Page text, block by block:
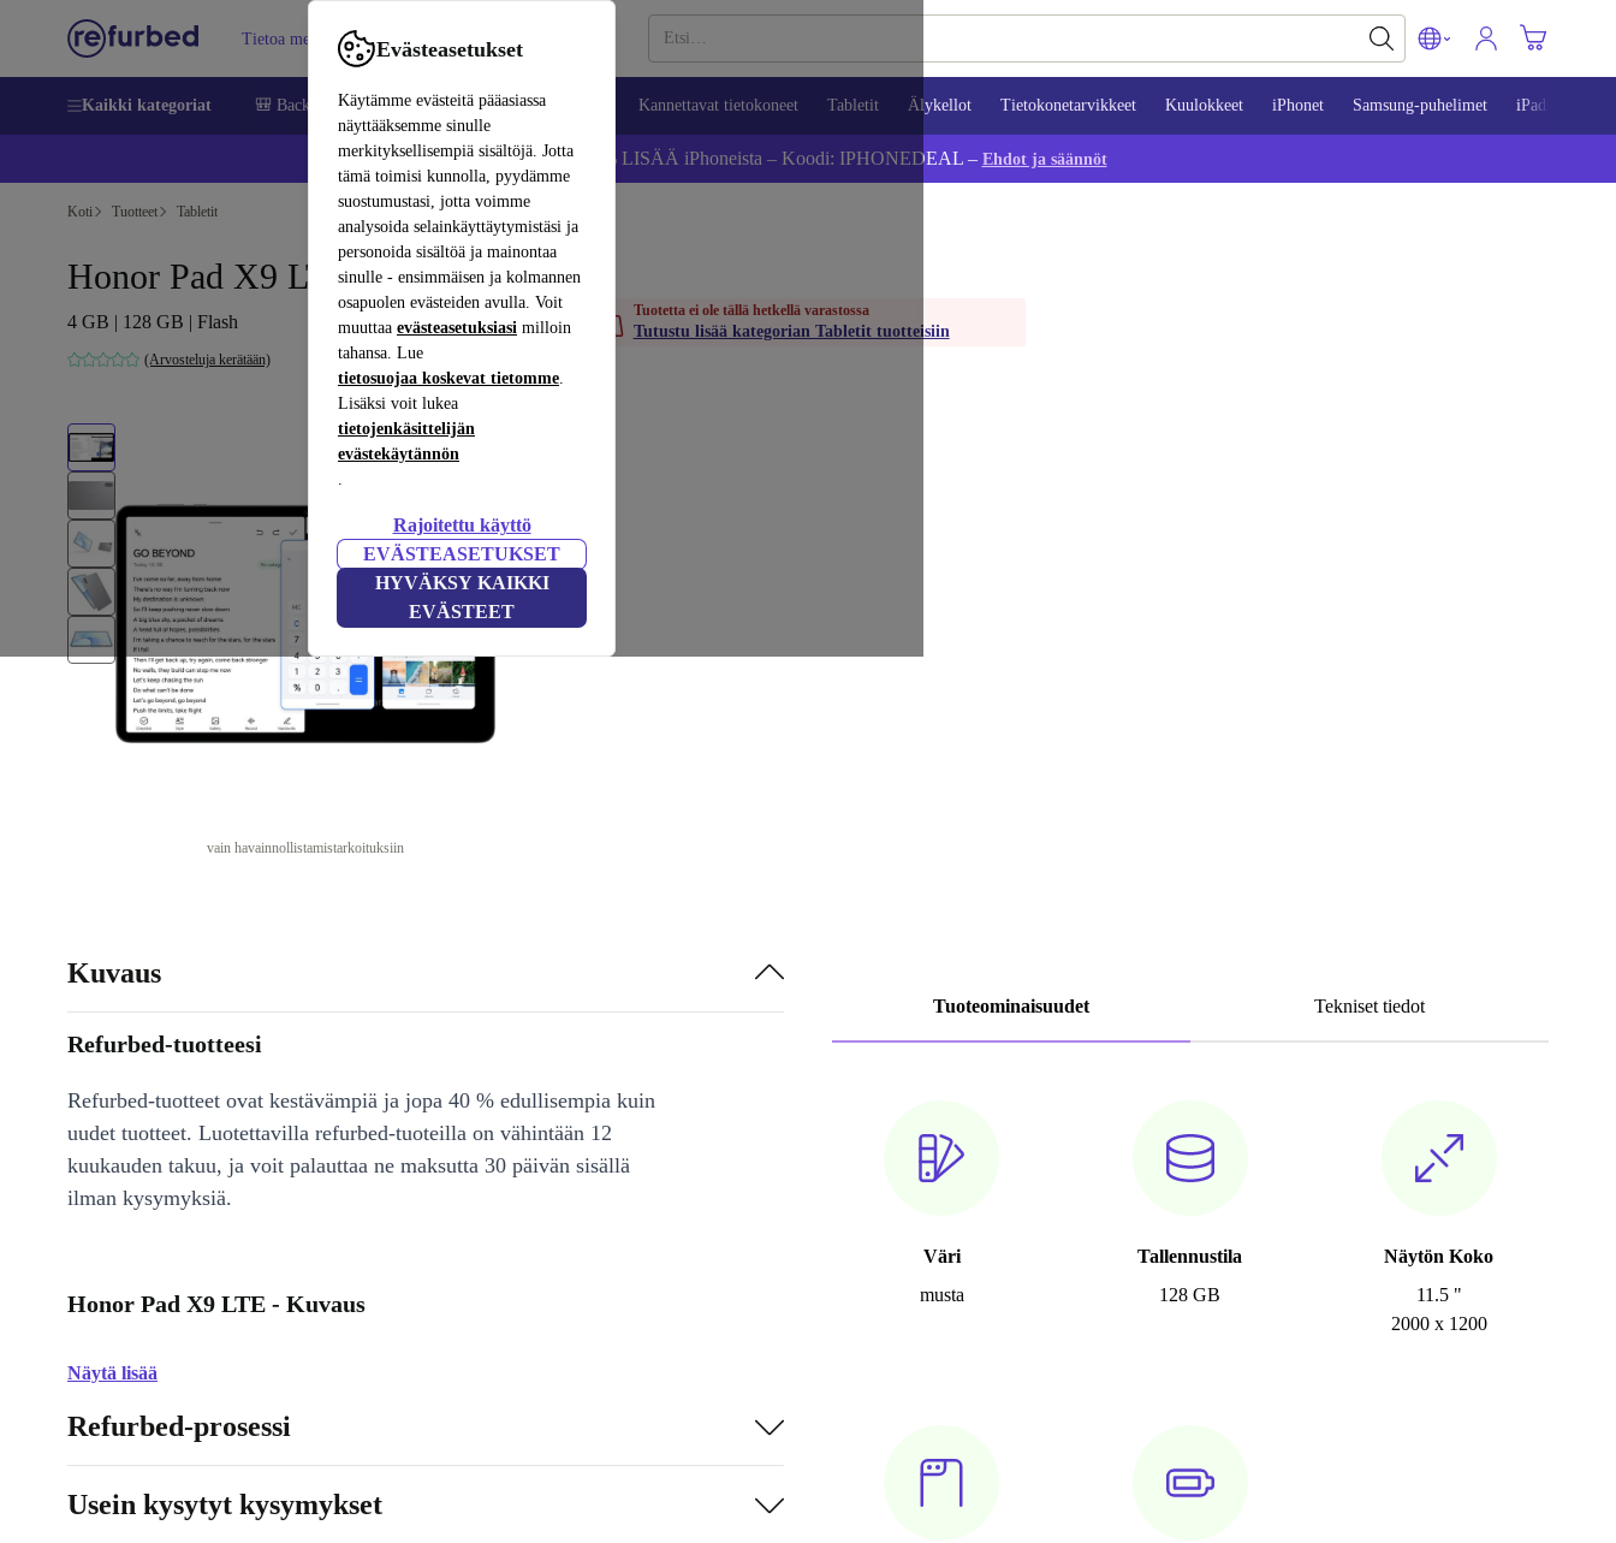
Evästeasetukset
Käytämme evästeitä pääasiassa
näyttääksemme sinulle
merkityksellisempiä sisältöjä. Jotta
tämä toimisi kunnolla, pyydämme
suostumustasi, jotta voimme
analysoida selainkäyttäytymistäsi ja
personoida sisältöä ja mainontaa
sinulle - ensimmäisen ja kolmannen
osapuolen evästeiden avulla. Voit
muuttaa evästeasetuksiasi milloin
tahansa. Lue
tietosuojaa koskevat tietomme.
Lisäksi voit lukea
tietojenkäsittelijän
evästekäytännön
.
Rajoitettu käyttö
EVÄSTEASETUKSET
HYVÄKSY KAIKKI
EVÄSTEET
Tietoa meistä Myy Apua
Kaikki kategoriat 🎒 Back to school Matkapuhelimet ja älypuhelimet Kannettavat tietokoneet Tabletit Älykellot Tietokonetarvikkeet Kuulokkeet iPhonet Samsung-puhelimet iPadit
📱 Säästä 5 % LISÄÄ iPhoneista – Koodi: IPHONEDEAL – Ehdot ja säännöt
Koti Tuotteet Tabletit
Honor Pad X9 LTE | 11.5"
4 GB | 128 GB | Flash
(Arvosteluja kerätään)
vain havainnollistamistarkoituksiin
Tuotetta ei ole tällä hetkellä varastossa
Tutustu lisää kategorian Tabletit tuotteisiin
Tuoteominaisuudet Tekniset tiedot
Väri
musta
Tallennustila
128 GB
Näytön Koko
11.5 "
2000 x 1200
Kuvaus
Refurbed-tuotteesi
Refurbed-tuotteet ovat kestävämpiä ja jopa 40 % edullisempia kuin
uudet tuotteet. Luotettavilla refurbed-tuoteilla on vähintään 12
kuukauden takuu, ja voit palauttaa ne maksutta 30 päivän sisällä
ilman kysymyksiä.
Honor Pad X9 LTE - Kuvaus
Näytä lisää
Refurbed-prosessi
Usein kysytyt kysymykset